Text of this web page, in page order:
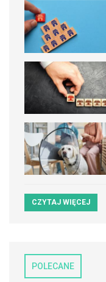
CZYTAJ WIĘCEJ
POLECANE